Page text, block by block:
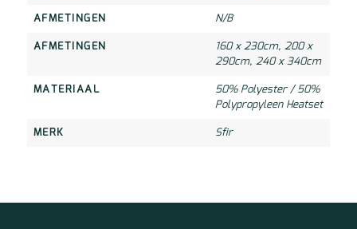
AFMETINGEN
N/B
AFMETINGEN
160 x 230cm, 200 x
290cm, 240 x 340cm
MATERIAAL
50% Polyester / 50%
Polypropyleen Heatset
MERK
Sfir